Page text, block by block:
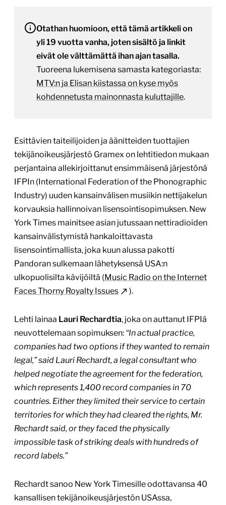
Otathan huomioon, että tämä artikkeli on
yli 19 vuotta vanha, joten sisältö ja linkit
eivät ole välttämättä ihan ajan tasalla.
Tuoreena lukemisena samasta kategoriasta:
MTV:n ja Elisan kiistassa on kyse myös
kohdennetusta mainonnasta kuluttajille.
Esittävien taiteilijoiden ja äänitteiden tuottajien
tekijänoikeusjärjestö Gramex on lehtitiedon mukaan
perjantaina allekirjoittanut ensimmäisenä järjestönä
IFPIn (International Federation of the Phonographic
Industry) uuden kansainvälisen musiikin nettijakelun
korvauksia hallinnoivan lisensointisopimuksen. New
York Times mainitsee asian jutussaan nettiradioiden
kansainvälistymistä hankaloittavasta
lisensointimallista, joka kuun alussa pakotti
Pandoran sulkemaan lähetyksensä USA:n
ulkopuolisilta kävijöiltä (Music Radio on the Internet
Faces Thorny Royalty Issues
).
Lehti lainaa Lauri Rechardtia, joka on auttanut IFPIä
neuvottelemaan sopimuksen: “In actual practice,
companies had two options if they wanted to remain
legal,” said Lauri Rechardt, a legal consultant who
helped negotiate the agreement for the federation,
which represents 1,400 record companies in 70
countries. Either they limited their service to certain
territories for which they had cleared the rights, Mr.
Rechardt said, or they faced the physically
impossible task of striking deals with hundreds of
record labels.”
Rechardt sanoo New York Timesille odottavansa 40
kansallisen tekijänoikeusjärjestön USAssa,